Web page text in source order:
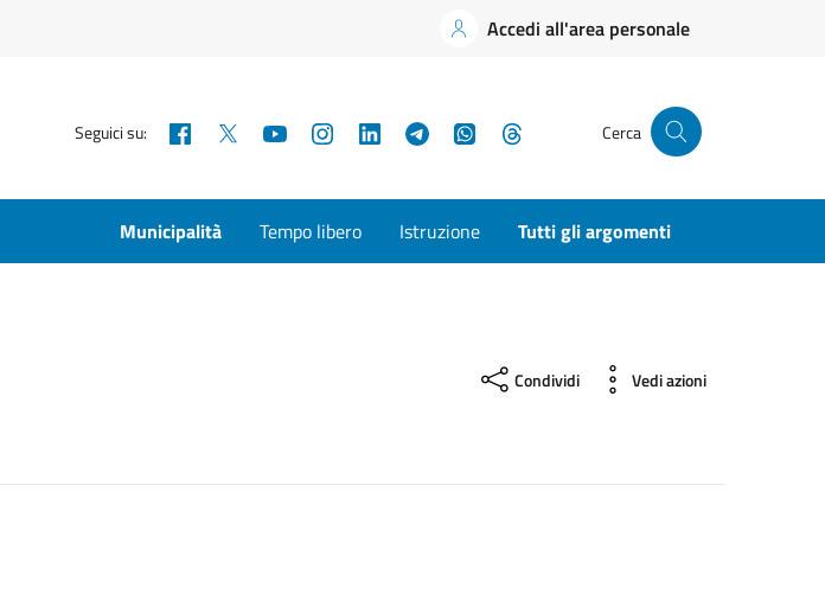
Accedi all'area personale
Seguici su: Facebook YouTubeInstagramLinkedInTelegramWhatsApp Cerca
Municipalità Tempo libero Istruzione Tutti gli argomenti
Condividi Vedi azioni